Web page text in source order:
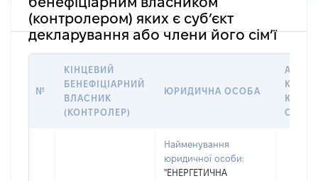
(контролером) яких є суб’єкт
декларування або члени його сім’ї
№
КІНЦЕВИЙ
БЕНЕФІЦІАРНИЙ
ВЛАСНИК
(КОНТРОЛЕР)
ЮРИДИЧНА ОСОБА
Найменування
юридичної особи:
"ЕНЕРГЕТИЧНА